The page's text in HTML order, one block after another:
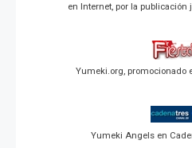
en Internet, por la publicación
Yumeki.org, promocionado
Yumeki Angels en